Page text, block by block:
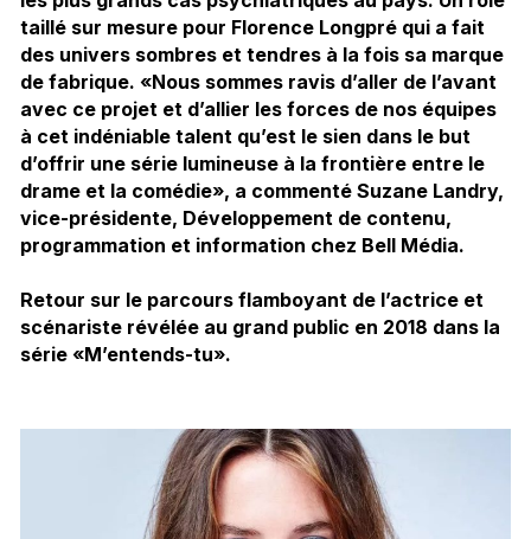
taillé sur mesure pour Florence Longpré qui a fait
des univers sombres et tendres à la fois sa marque
de fabrique. «Nous sommes ravis d’aller de l’avant
avec ce projet et d’allier les forces de nos équipes
à cet indéniable talent qu’est le sien dans le but
d’offrir une série lumineuse à la frontière entre le
drame et la comédie», a commenté Suzane Landry,
vice-présidente, Développement de contenu,
programmation et information chez Bell Média.
Retour sur le parcours flamboyant de l’actrice et
scénariste révélée au grand public en 2018 dans la
série «M’entends-tu».